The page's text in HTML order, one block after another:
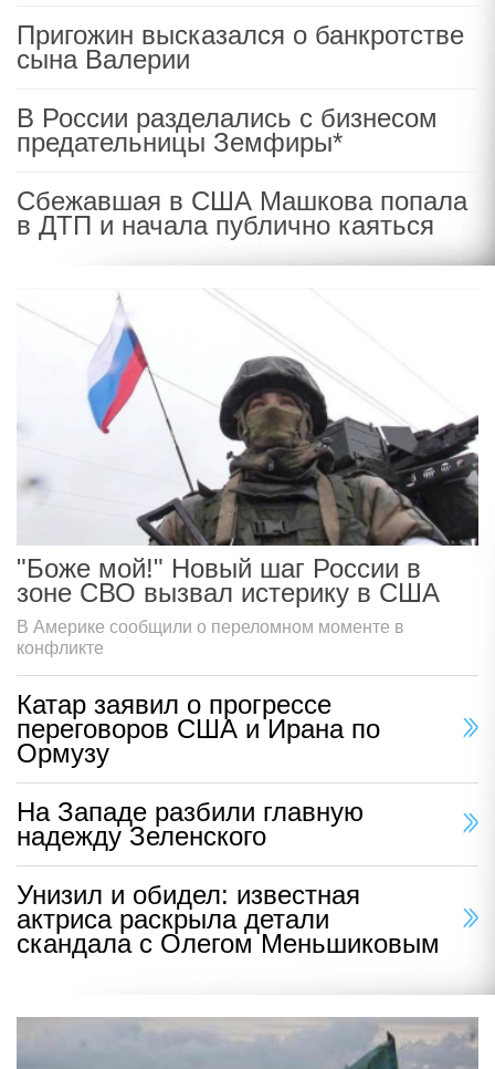
Пригожин высказался о банкротстве
сына Валерии
В России разделались с бизнесом
предательницы Земфиры*
Сбежавшая в США Машкова попала
в ДТП и начала публично каяться
"Боже мой!" Новый шаг России в
зоне СВО вызвал истерику в США
В Америке сообщили о переломном моменте в
конфликте
Катар заявил о прогрессе
переговоров США и Ирана по
Ормузу
На Западе разбили главную
надежду Зеленского
Унизил и обидел: известная
актриса раскрыла детали
скандала с Олегом Меньшиковым